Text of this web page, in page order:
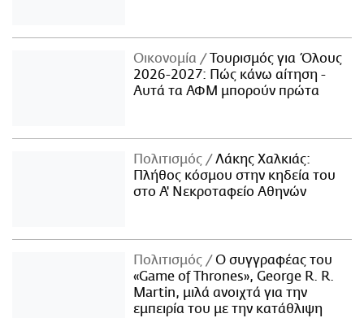
Οικονομία
Τουρισμός για Όλους
2026-2027: Πώς κάνω αίτηση -
Αυτά τα ΑΦΜ μπορούν πρώτα
Πολιτισμός
Λάκης Χαλκιάς:
Πλήθος κόσμου στην κηδεία του
στο Α' Νεκροταφείο Αθηνών
Πολιτισμός
Ο συγγραφέας του
«Game of Thrones», George R. R.
Martin, μιλά ανοιχτά για την
εμπειρία του με την κατάθλιψη